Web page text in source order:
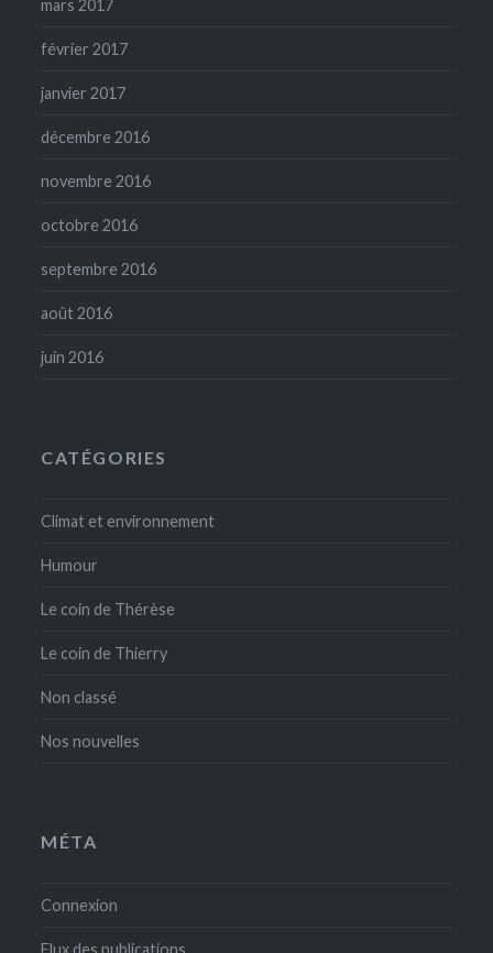
mars 2017
février 2017
janvier 2017
décembre 2016
novembre 2016
octobre 2016
septembre 2016
août 2016
juin 2016
CATÉGORIES
Climat et environnement
Humour
Le coin de Thérèse
Le coin de Thierry
Non classé
Nos nouvelles
MÉTA
Connexion
Flux des publications